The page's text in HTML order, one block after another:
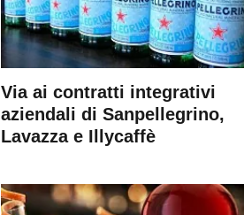
Via ai contratti integrativi
aziendali di Sanpellegrino,
Lavazza e Illycaffè